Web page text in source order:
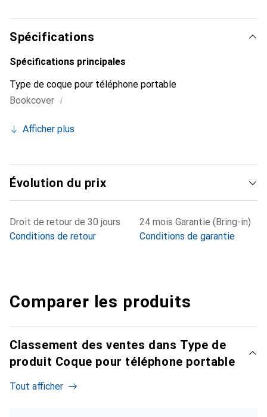
marque Noreve est un choix sûr pour une clientèle
exigeante.
Spécifications
Spécifications principales
Type de coque pour téléphone portable
Bookcover i
Afficher plus
Évolution du prix
Droit de retour de 30 jours
Conditions de retour
24 mois Garantie (Bring-in)
Conditions de garantie
Comparer les produits
Classement des ventes dans Type de
produit Coque pour téléphone portable
Tout afficher